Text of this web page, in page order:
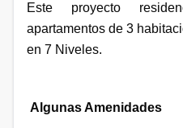
Este proyecto
apartamentos de 3
en 7 Niveles.
Algunas Amenidades